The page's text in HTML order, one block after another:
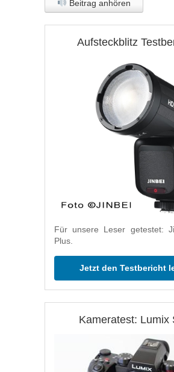
Beitrag anhören
Aufsteckblitz
Für unsere Leser getestet:
Plus.
Jetzt den Testbericht
Kameratest: Lumix